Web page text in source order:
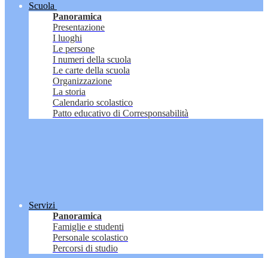
Scuola
Panoramica
Presentazione
I luoghi
Le persone
I numeri della scuola
Le carte della scuola
Organizzazione
La storia
Calendario scolastico
Patto educativo di Corresponsabilità
Servizi
Panoramica
Famiglie e studenti
Personale scolastico
Percorsi di studio